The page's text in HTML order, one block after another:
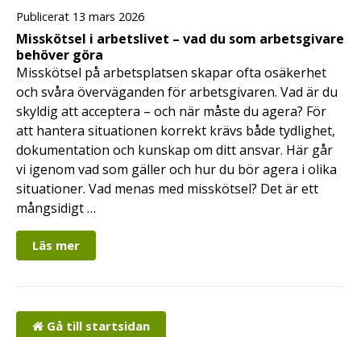
Publicerat 13 mars 2026
Misskötsel i arbetslivet – vad du som arbetsgivare
behöver göra
Misskötsel på arbetsplatsen skapar ofta osäkerhet
och svåra överväganden för arbetsgivaren. Vad är du
skyldig att acceptera – och när måste du agera? För
att hantera situationen korrekt krävs både tydlighet,
dokumentation och kunskap om ditt ansvar. Här går
vi igenom vad som gäller och hur du bör agera i olika
situationer. Vad menas med misskötsel? Det är ett
mångsidigt …
Läs mer
Gå till startsidan